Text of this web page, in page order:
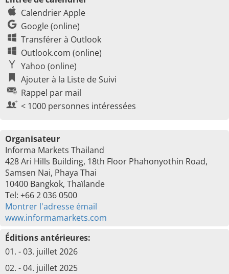
Calendrier Apple
Google (online)
Transférer à Outlook
Outlook.com (online)
Yahoo (online)
Ajouter à la Liste de Suivi
Rappel par mail
< 1000 personnes intéressées
Organisateur
Informa Markets Thailand
428 Ari Hills Building, 18th Floor Phahonyothin Road,
Samsen Nai, Phaya Thai
10400 Bangkok, Thaïlande
Tel: +66 2 036 0500
Montrer l'adresse émail
www.informamarkets.com
Éditions antérieures:
01. - 03. juillet 2026
02. - 04. juillet 2025